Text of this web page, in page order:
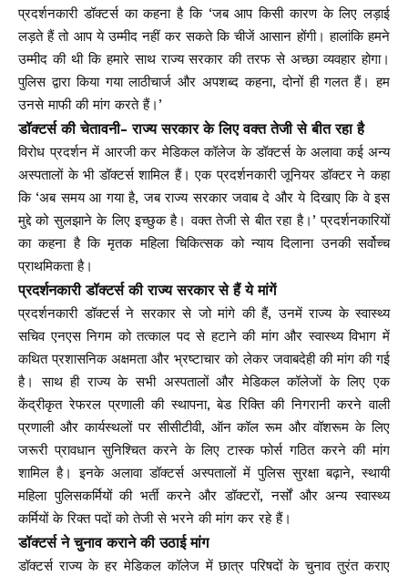
प्रदर्शनकारी डॉक्टर्स का कहना है कि ‘जब आप किसी कारण के लिए लड़ाई
लड़ते हैं तो आप ये उम्मीद नहीं कर सकते कि चीजें आसान होंगी। हालांकि हमने
उम्मीद की थी कि हमारे साथ राज्य सरकार की तरफ से अच्छा व्यवहार होगा।
पुलिस द्वारा किया गया लाठीचार्ज और अपशब्द कहना, दोनों ही गलत हैं। हम
उनसे माफी की मांग करते हैं।’
डॉक्टर्स की चेतावनी- राज्य सरकार के लिए वक्त तेजी से बीत रहा है
विरोध प्रदर्शन में आरजी कर मेडिकल कॉलेज के डॉक्टर्स के अलावा कई अन्य
अस्पतालों के भी डॉक्टर्स शामिल हैं। एक प्रदर्शनकारी जूनियर डॉक्टर ने कहा
कि ‘अब समय आ गया है, जब राज्य सरकार जवाब दे और ये दिखाए कि वे इस
मुद्दे को सुलझाने के लिए इच्छुक है। वक्त तेजी से बीत रहा है।’ प्रदर्शनकारियों
का कहना है कि मृतक महिला चिकित्सक को न्याय दिलाना उनकी सर्वोच्च
प्राथमिकता है।
प्रदर्शनकारी डॉक्टर्स की राज्य सरकार से हैं ये मांगें
प्रदर्शनकारी डॉक्टर्स ने सरकार से जो मांगे की हैं, उनमें राज्य के स्वास्थ्य
सचिव एनएस निगम को तत्काल पद से हटाने की मांग और स्वास्थ्य विभाग में
कथित प्रशासनिक अक्षमता और भ्रष्टाचार को लेकर जवाबदेही की मांग की गई
है। साथ ही राज्य के सभी अस्पतालों और मेडिकल कॉलेजों के लिए एक
केंद्रीकृत रेफरल प्रणाली की स्थापना, बेड रिक्ति की निगरानी करने वाली
प्रणाली और कार्यस्थलों पर सीसीटीवी, ऑन कॉल रूम और वॉशरूम के लिए
जरूरी प्रावधान सुनिश्चित करने के लिए टास्क फोर्स गठित करने की मांग
शामिल है। इनके अलावा डॉक्टर्स अस्पतालों में पुलिस सुरक्षा बढ़ाने, स्थायी
महिला पुलिसकर्मियों की भर्ती करने और डॉक्टरों, नर्सों और अन्य स्वास्थ्य
कर्मियों के रिक्त पदों को तेजी से भरने की मांग कर रहे हैं।
डॉक्टर्स ने चुनाव कराने की उठाई मांग
डॉक्टर्स राज्य के हर मेडिकल कॉलेज में छात्र परिषदों के चुनाव तुरंत कराए